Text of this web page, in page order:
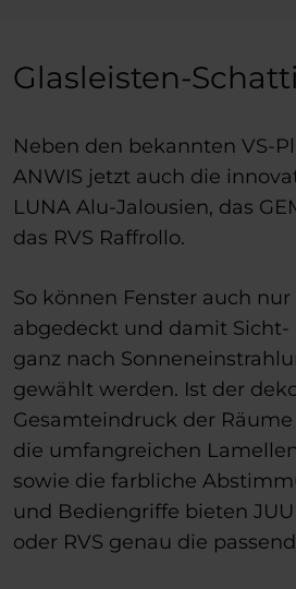
Glasleisten-
Neben den bekannten VS-
ANWIS jetzt auch die
LUNA Alu-Jalousien, das
das RVS Raffrollo.
So können Fenster auch
abgedeckt und damit
ganz nach
gewählt werden. Ist der
Gesamteindruck der
die umfangreichen
sowie die farbliche
und Bediengriffe bieten
oder RVS genau die